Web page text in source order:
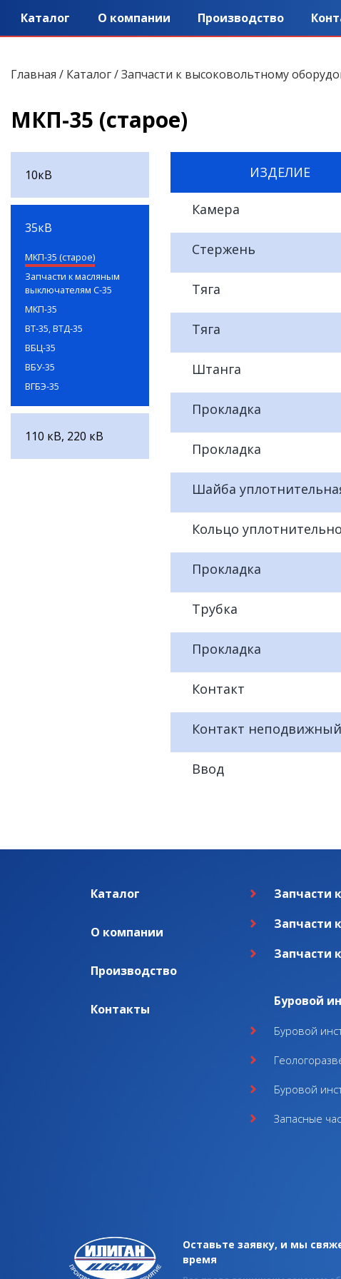
Каталог О компании Производство
Главная / Каталог/Запчасти к высоковольтному
МКП-35 (старое)
10кВ
35кВ
МКП-35 (старое)
Запчасти к масляным
выключателям С-35
МКП-35
ВТ-35, ВТД-35
ВБЦ-35
ВБУ-35
ВГБЭ-35
110 кВ, 220 кВ
ИЗДЕЛИЕ
Камера
Стержень
Тяга
Тяга
Штанга
Прокладка
Прокладка
Шайба
Кольцо
Прокладка
Трубка
Прокладка
Контакт
Контакт неподвижный
Ввод
Каталог
О компании
Производство
Контакты
Запчасти
Запчасти
Запчасти
Буровой
Буровой
Буровой
Запасные
Оставьте заявку, и мы
время